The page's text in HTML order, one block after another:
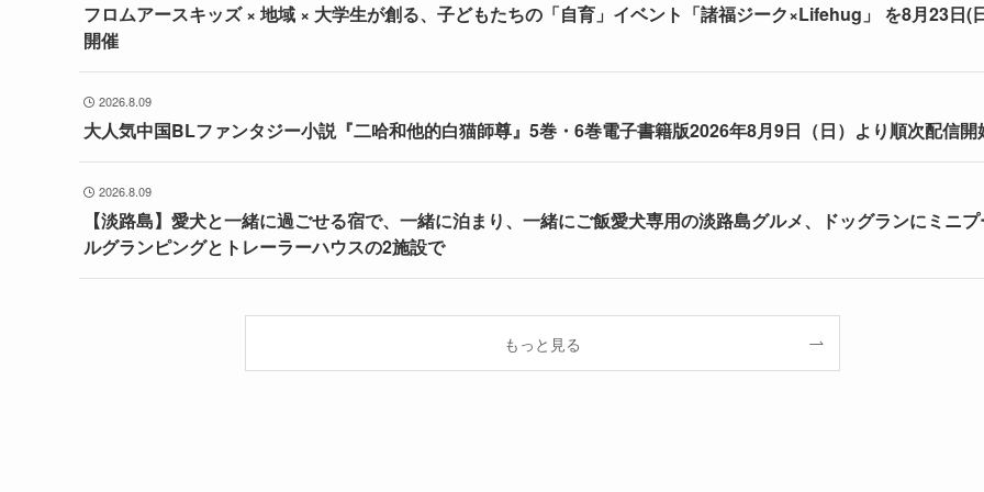
フロムアースキッズ × 地域 × 大学生が創る、子どもたちの「自育」イベント「諸福ジーク×Lifehug」 を8月23日(
開催
2026.8.09
大人気中国BLファンタジー小説『二哈和他的白猫師尊』5巻・6巻電子書籍版2026年8月9日（日）より順次配信開
2026.8.09
【淡路島】愛犬と一緒に過ごせる宿で、一緒に泊まり、一緒にご飯愛犬専用の淡路島グルメ、ドッグランにミニ
ルグランピングとトレーラーハウスの2施設で
もっと見る